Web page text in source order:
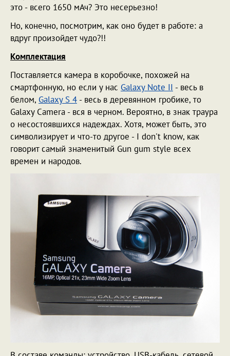
это - всего 1650 мАч? Это несерьезно!
Но, конечно, посмотрим, как оно будет в работе: а
вдруг произойдет чудо?!!
Комплектация
Поставляется камера в коробочке, похожей на
смартфонную, но если у нас Galaxy Note II - весь в
белом, Galaxy S 4 - весь в деревянном гробике, то
Galaxy Camera - вся в черном. Вероятно, в знак траура
о несостоявшихся надеждах. Хотя, может быть, это
символизирует и что-то другое - I don't know, как
говорит самый знаменитый Gun gum style всех
времен и народов.